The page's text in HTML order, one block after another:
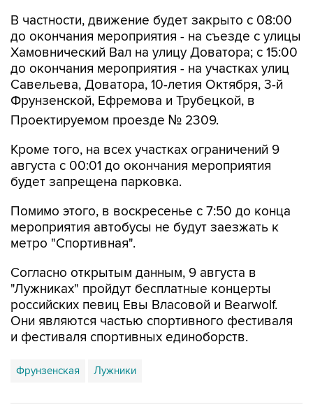
В частности, движение будет закрыто с 08:00
до окончания мероприятия - на съезде с улицы
Хамовнический Вал на улицу Доватора; с 15:00
до окончания мероприятия - на участках улиц
Савельева, Доватора, 10-летия Октября, 3-й
Фрунзенской, Ефремова и Трубецкой, в
Проектируемом проезде № 2309.
Кроме того, на всех участках ограничений 9
августа с 00:01 до окончания мероприятия
будет запрещена парковка.
Помимо этого, в воскресенье с 7:50 до конца
мероприятия автобусы не будут заезжать к
метро "Спортивная".
Согласно открытым данным, 9 августа в
"Лужниках" пройдут бесплатные концерты
российских певиц Евы Власовой и Bearwolf.
Они являются частью спортивного фестиваля
и фестиваля спортивных единоборств.
Фрунзенская Лужники